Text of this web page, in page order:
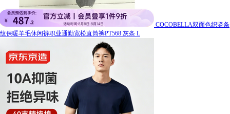
COCOBELLA双面色织竖条
纹保暖羊毛休闲裤职业通勤宽松直筒裤PT568 灰条 L